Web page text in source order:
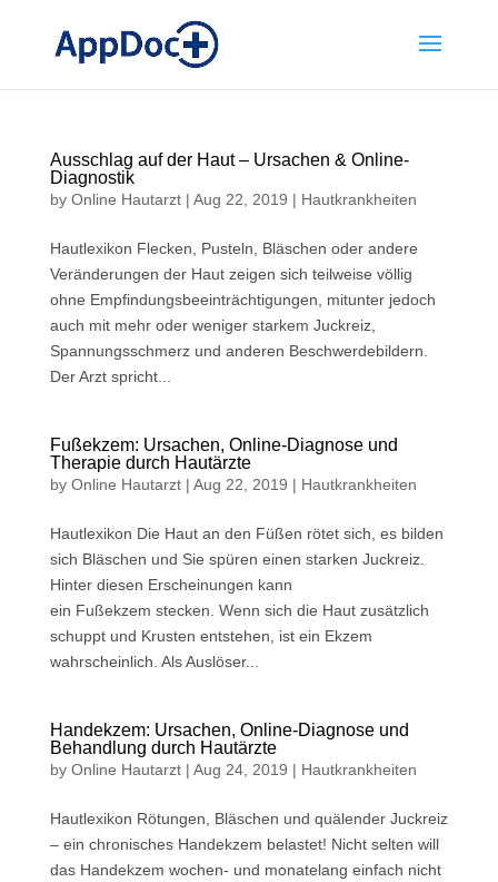
Ausschlag auf der Haut – Ursachen & Online-
Diagnostik
by Online Hautarzt| Aug 22, 2019 | Hautkrankheiten
Hautlexikon Flecken, Pusteln, Bläschen oder andere
Veränderungen der Haut zeigen sich teilweise völlig
ohne Empfindungsbeeinträchtigungen, mitunter jedoch
auch mit mehr oder weniger starkem Juckreiz,
Spannungsschmerz und anderen Beschwerdebildern.
Der Arzt spricht...
Fußekzem: Ursachen, Online-Diagnose und
Therapie durch Hautärzte
by Online Hautarzt| Aug 22, 2019 | Hautkrankheiten
Hautlexikon Die Haut an den Füßen rötet sich, es bilden
sich Bläschen und Sie spüren einen starken Juckreiz.
Hinter diesen Erscheinungen kann
ein Fußekzem stecken. Wenn sich die Haut zusätzlich
schuppt und Krusten entstehen, ist ein Ekzem
wahrscheinlich. Als Auslöser...
Handekzem: Ursachen, Online-Diagnose und
Behandlung durch Hautärzte
by Online Hautarzt| Aug 24, 2019 | Hautkrankheiten
Hautlexikon Rötungen, Bläschen und quälender Juckreiz
– ein chronisches Handekzem belastet! Nicht selten will
das Handekzem wochen- und monatelang einfach nicht